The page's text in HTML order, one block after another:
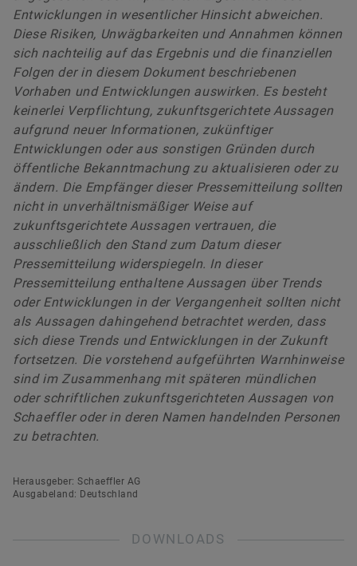
Entwicklungen in wesentlicher Hinsicht abweichen.
Diese Risiken, Unwägbarkeiten und Annahmen können
sich nachteilig auf das Ergebnis und die finanziellen
Folgen der in diesem Dokument beschriebenen
Vorhaben und Entwicklungen auswirken. Es besteht
keinerlei Verpflichtung, zukunftsgerichtete Aussagen
aufgrund neuer Informationen, zukünftiger
Entwicklungen oder aus sonstigen Gründen durch
öffentliche Bekanntmachung zu aktualisieren oder zu
ändern. Die Empfänger dieser Pressemitteilung sollten
nicht in unverhältnismäßiger Weise auf
zukunftsgerichtete Aussagen vertrauen, die
ausschließlich den Stand zum Datum dieser
Pressemitteilung widerspiegeln. In dieser
Pressemitteilung enthaltene Aussagen über Trends
oder Entwicklungen in der Vergangenheit sollten nicht
als Aussagen dahingehend betrachtet werden, dass
sich diese Trends und Entwicklungen in der Zukunft
fortsetzen. Die vorstehend aufgeführten Warnhinweise
sind im Zusammenhang mit späteren mündlichen
oder schriftlichen zukunftsgerichteten Aussagen von
Schaeffler oder in deren Namen handelnden Personen
zu betrachten.
Herausgeber: Schaeffler AG
Ausgabeland: Deutschland
DOWNLOADS